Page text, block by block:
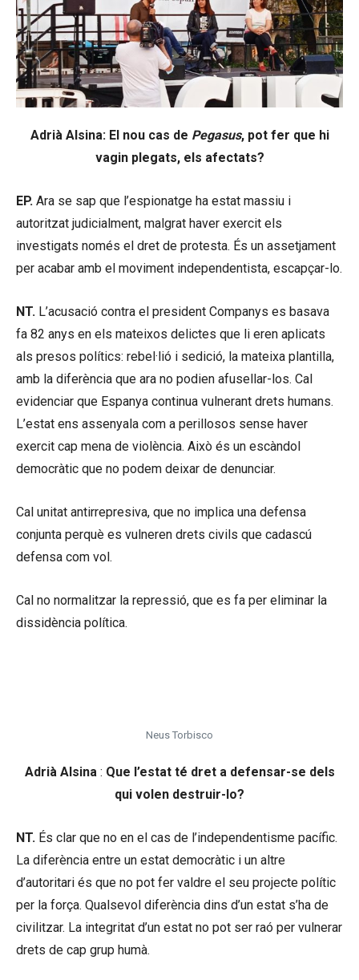
Adrià Alsina: El nou cas de Pegasus, pot fer que hi
vagin plegats, els afectats?
EP. Ara se sap que l’espionatge ha estat massiu i
autoritzat judicialment, malgrat haver exercit els
investigats només el dret de protesta. És un assetjament
per acabar amb el moviment independentista, escapçar-lo.
NT. L’acusació contra el president Companys es basava
fa 82 anys en els mateixos delictes que li eren aplicats
als presos polítics: rebel·lió i sedició, la mateixa plantilla,
amb la diferència que ara no podien afusellar-los. Cal
evidenciar que Espanya continua vulnerant drets humans.
L’estat ens assenyala com a perillosos sense haver
exercit cap mena de violència. Això és un escàndol
democràtic que no podem deixar de denunciar.
Cal unitat antirrepresiva, que no implica una defensa
conjunta perquè es vulneren drets civils que cadascú
defensa com vol.
Cal no normalitzar la repressió, que es fa per eliminar la
dissidència política.
Neus Torbisco
Adrià Alsina: Que l’estat té dret a defensar-se dels
qui volen destruir-lo?
NT. És clar que no en el cas de l’independentisme pacífic.
La diferència entre un estat democràtic i un altre
d’autoritari és que no pot fer valdre el seu projecte polític
per la força. Qualsevol diferència dins d’un estat s’ha de
civilitzar. La integritat d’un estat no pot ser raó per vulnerar
drets de cap grup humà.